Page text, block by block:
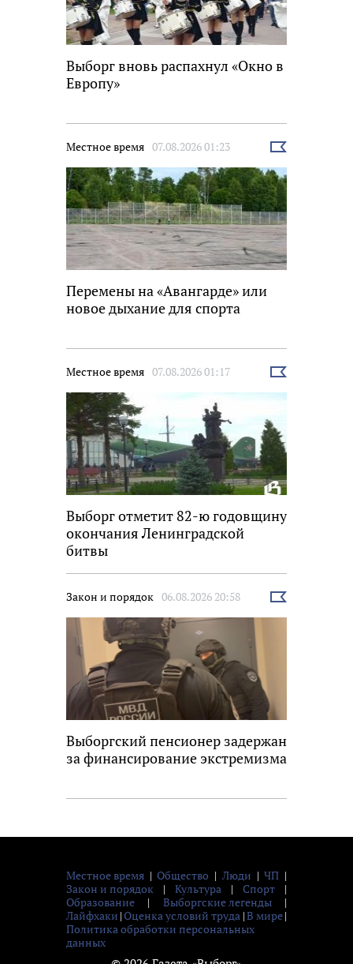
Выборг вновь распахнул «Окно в
Европу»
Местное время 07.08.2026 01:23
Выбрать
Перемены на «Авангарде» или
новое дыхание для спорта
Местное время 07.08.2026 01:17
Выбрать
Выборг отметит 82-ю годовщину
окончания Ленинградской
битвы
Закон и порядок 06.08.2026 20:58
Выбрать
Выборгский пенсионер задержан
за финансирование экстремизма
Местное время | Общество | Люди | ЧП |
Закон и порядок
| Культура | Спорт
|
Образование
| Выборгские легенды
|
Лайфхаки |Оценка условий труда |В мире|
Политика обработки персональных
данных